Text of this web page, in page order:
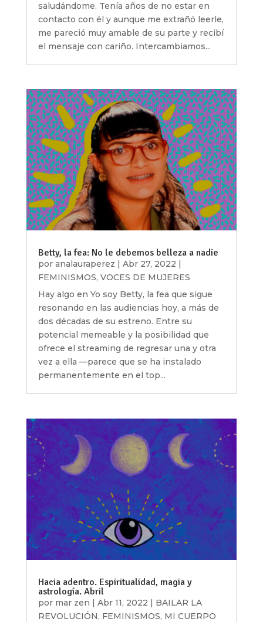
saludándome. Tenía años de no estar en
contacto con él y aunque me extrañó leerle,
me pareció muy amable de su parte y recibí
el mensaje con cariño. Intercambiamos...
Betty, la fea: No le debemos belleza a nadie
por analauraperez Abr 27, 2022
FEMINISMOS, VOCES DE MUJERES
Hay algo en Yo soy Betty, la fea que sigue
resonando en las audiencias hoy, a más de
dos décadas de su estreno. Entre su
potencial memeable y la posibilidad que
ofrece el streaming de regresar una y otra
vez a ella —parece que se ha instalado
permanentemente en el top...
Hacia adentro. Espiritualidad, magia y
astrología. Abril
por mar zen | Abr 11, 2022 | BAILAR LA
REVOLUCIÓN, FEMINISMOS, MI CUERPO